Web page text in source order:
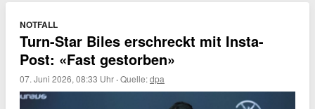
NOTFALL
Turn-Star Biles erschreckt mit Insta-
Post: «Fast gestorben»
07. Juni 2026, 08:33 Uhr ·Quelle:dpa